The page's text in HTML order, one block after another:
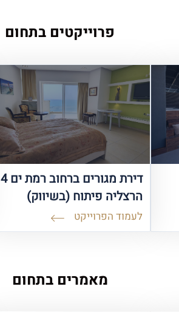
פרוייקטים בתחום
דירת מגורים ברחוב רמת ים 4
הרצליה פיתוח (בשיווק)
לעמוד הפרוייקט
מאמרים בתחום